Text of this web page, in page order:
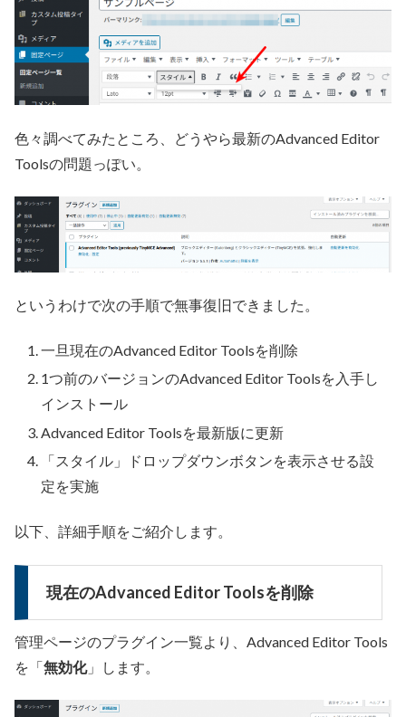
色々調べてみたところ、どうやら最新のAdvanced Editor
Toolsの問題っぽい。
というわけで次の手順で無事復旧できました。
一旦現在のAdvanced Editor Toolsを削除
1つ前のバージョンのAdvanced Editor Toolsを入手し
インストール
Advanced Editor Toolsを最新版に更新
「スタイル」ドロップダウンボタンを表示させる設
定を実施
以下、詳細手順をご紹介します。
現在のAdvanced Editor Toolsを削除
管理ページのプラグイン一覧より、Advanced Editor Tools
を「無効化」します。